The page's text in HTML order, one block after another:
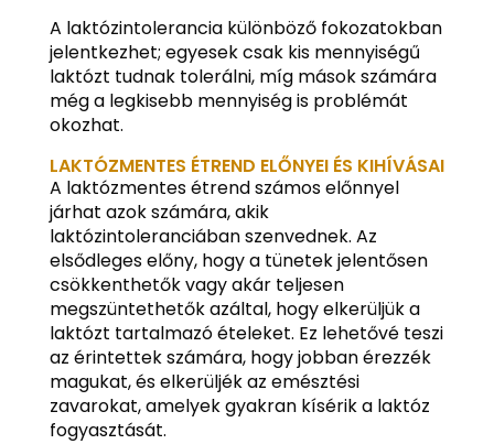
A laktózintolerancia különböző fokozatokban
jelentkezhet; egyesek csak kis mennyiségű
laktózt tudnak tolerálni, míg mások számára
még a legkisebb mennyiség is problémát
okozhat.
LAKTÓZMENTES ÉTREND ELŐNYEI ÉS KIHÍVÁSAI
A laktózmentes étrend számos előnnyel
járhat azok számára, akik
laktózintoleranciában szenvednek. Az
elsődleges előny, hogy a tünetek jelentősen
csökkenthetők vagy akár teljesen
megszüntethetők azáltal, hogy elkerüljük a
laktózt tartalmazó ételeket. Ez lehetővé teszi
az érintettek számára, hogy jobban érezzék
magukat, és elkerüljék az emésztési
zavarokat, amelyek gyakran kísérik a laktóz
fogyasztását.